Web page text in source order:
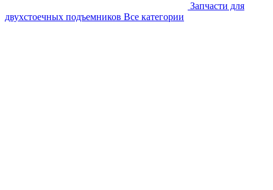
Запчасти для
двухстоечных подъемников Все категории